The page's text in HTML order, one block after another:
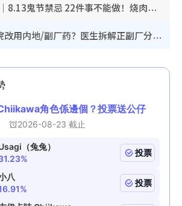
鬼门开2026｜8.13鬼节禁忌 22件事不能做！烧肉、刺身要少食？半夜勿吹口哨/打给个电话
网传公立医院改用内地/副厂药？医生拆解正副厂分别，揭4类人换药随时出事